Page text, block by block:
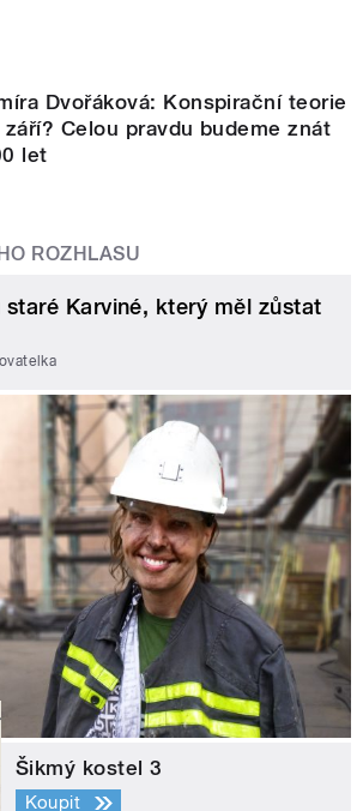
Dvořáková: Konspirační teorie
Celou pravdu budeme znát
let
ROZHLASU
staré Karviné, který měl zůstat
Šikmý kostel 3
Koupit